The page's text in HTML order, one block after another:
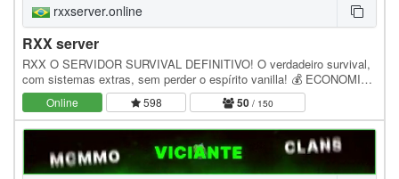
rxxserver.online
RXX server
RXX O SERVIDOR SURVIVAL DEFINITIVO! O verdadeiro survival,
com sistemas extras, sem perder o espírito vanilla! 💰 ECONOMIA
AVANÇADA Compre e venda itens na /loja Sistema…
Online 598 50/ 150